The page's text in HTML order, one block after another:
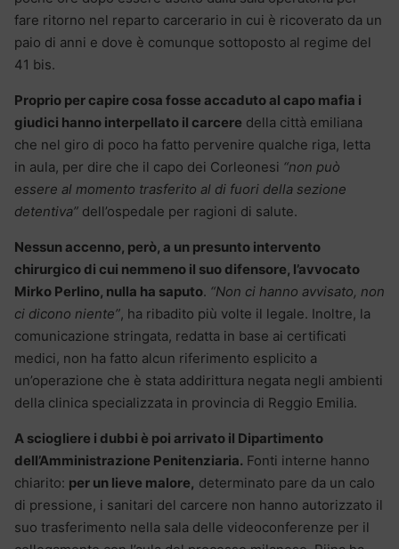
fare ritorno nel reparto carcerario in cui è ricoverato da un
paio di anni e dove è comunque sottoposto al regime del
41 bis.
Proprio per capire cosa fosse accaduto al capo mafia i
giudici hanno interpellato il carcere della città emiliana
che nel giro di poco ha fatto pervenire qualche riga, letta
in aula, per dire che il capo dei Corleonesi “non può
essere al momento trasferito al di fuori della sezione
detentiva” dell’ospedale per ragioni di salute.
Nessun accenno, però, a un presunto intervento
chirurgico di cui nemmeno il suo difensore, l’avvocato
Mirko Perlino, nulla ha saputo. “Non ci hanno avvisato, non
ci dicono niente”, ha ribadito più volte il legale. Inoltre, la
comunicazione stringata, redatta in base ai certificati
medici, non ha fatto alcun riferimento esplicito a
un’operazione che è stata addirittura negata negli ambienti
della clinica specializzata in provincia di Reggio Emilia.
A sciogliere i dubbi è poi arrivato il Dipartimento
dell’Amministrazione Penitenziaria. Fonti interne hanno
chiarito: per un lieve malore, determinato pare da un calo
di pressione, i sanitari del carcere non hanno autorizzato il
suo trasferimento nella sala delle videoconferenze per il